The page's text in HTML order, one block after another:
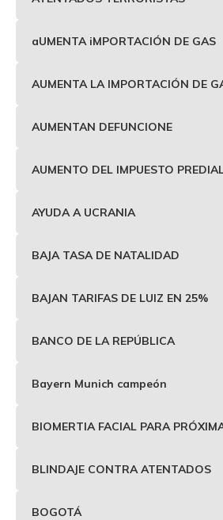
aUMENTA iMPORTACIÓN DE GAS
AUMENTA LA IMPORTACIÓN DE
AUMENTAN DEFUNCIONE
AUMENTO DEL IMPUESTO
AYUDA A UCRANIA
BAJA TASA DE NATALIDAD
BAJAN TARIFAS DE LUIZ EN 25%
BANCO DE LA REPÚBLICA
Bayern Munich campeón
BIOMERTIA FACIAL PARA
BLINDAJE CONTRA ATENTADOS
BOGOTÁ